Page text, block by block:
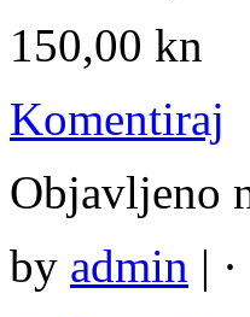
150,00 kn
Komentiraj
Objavljeno
by admin |